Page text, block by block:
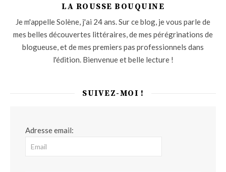
LA ROUSSE BOUQUINE
Je m'appelle Solène, j'ai 24 ans. Sur ce blog, je vous parle de
mes belles découvertes littéraires, de mes pérégrinations de
blogueuse, et de mes premiers pas professionnels dans
l'édition. Bienvenue et belle lecture !
SUIVEZ-MOI !
Adresse email: